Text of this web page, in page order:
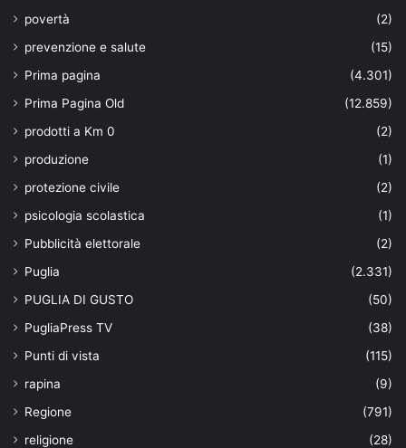
povertà
(2)
prevenzione e salute
(15)
Prima pagina
(4.301)
Prima Pagina Old
(12.859)
prodotti a Km 0
(2)
produzione
(1)
protezione civile
(2)
psicologia scolastica
(1)
Pubblicità elettorale
(2)
Puglia
(2.331)
PUGLIA DI GUSTO
(50)
PugliaPress TV
(38)
Punti di vista
(115)
rapina
(9)
Regione
(791)
religione
(28)